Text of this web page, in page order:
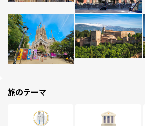
旅のテーマ